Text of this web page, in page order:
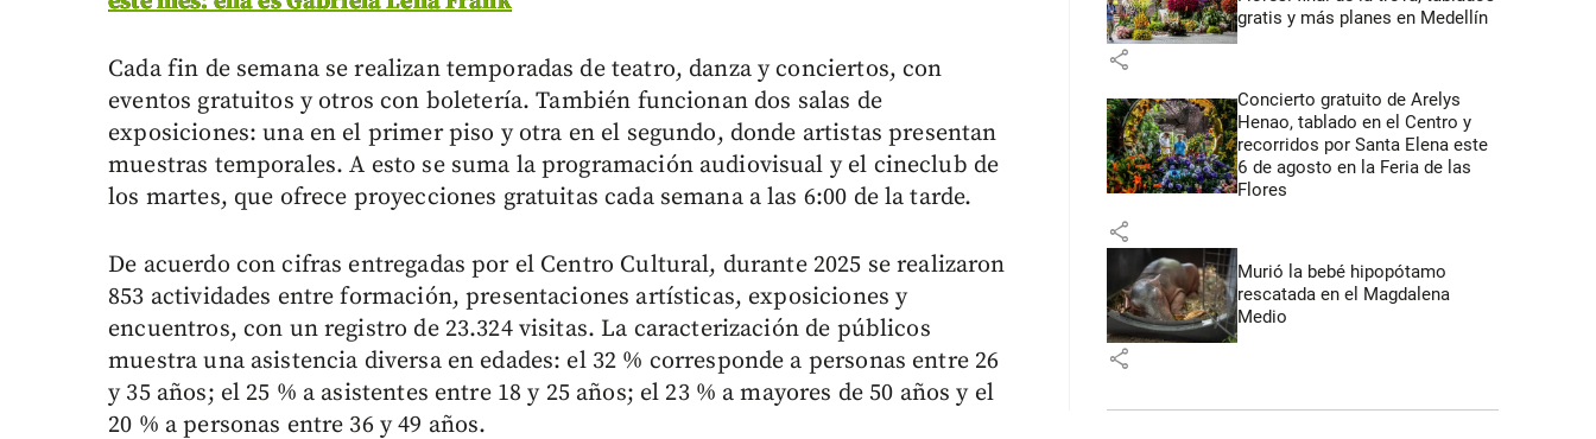
Cada fin de semana se realizan temporadas de teatro, danza y conciertos, con
eventos gratuitos y otros con boletería. También funcionan dos salas de
exposiciones: una en el primer piso y otra en el segundo, donde artistas presentan
muestras temporales. A esto se suma la programación audiovisual y el cineclub de
los martes, que ofrece proyecciones gratuitas cada semana a las 6:00 de la tarde.
De acuerdo con cifras entregadas por el Centro Cultural, durante 2025 se realizaron
853 actividades entre formación, presentaciones artísticas, exposiciones y
encuentros, con un registro de 23.324 visitas. La caracterización de públicos
muestra una asistencia diversa en edades: el 32 % corresponde a personas entre 26
y 35 años; el 25 % a asistentes entre 18 y 25 años; el 23 % a mayores de 50 años y el
20 % a personas entre 36 y 49 años.
gratis y más planes en Medellín
share
Concierto gratuito de Arelys
Henao, tablado en el Centro y
recorridos por Santa Elena este
6 de agosto en la Feria de las
Flores
share
Murió la bebé hipopótamo
rescatada en el Magdalena
Medio
share